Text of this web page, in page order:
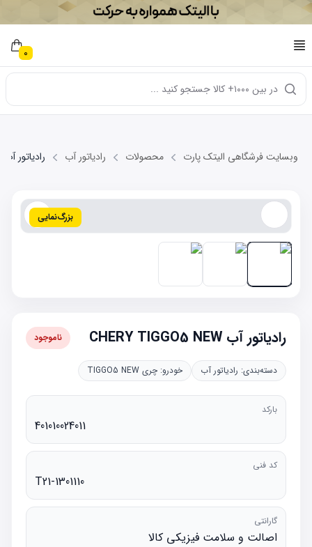
0
در بین ۱۰۰۰+ کالا جستجو کنید ...
وبسایت فرشگاهی الیتک پارت محصولات رادیاتور آب رادیاتور آب CHERY TIGGO5 NEW
بزرگ‌نمایی
رادیاتور آب CHERY TIGGO5 NEW ناموجود
دسته‌بندی: رادیاتور آب خودرو: چری TIGGO5 NEW
بارکد
401010024011
کد فنی
T21-1301110
گارانتی
اصالت و سلامت فیزیکی کالا